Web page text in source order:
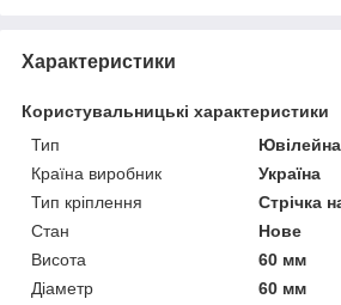
Характеристики
Користувальницькі характеристики
Тип
Країна виробник
Україна
Тип кріплення
Стрічка
Стан
Нове
Висота
60 мм
Діаметр
60 мм